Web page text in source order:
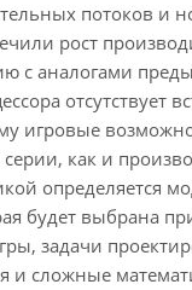
потоков и
рост
с аналогами
отсутствует
игровые
как и
определяется
будет выбрана
задачи
и сложные